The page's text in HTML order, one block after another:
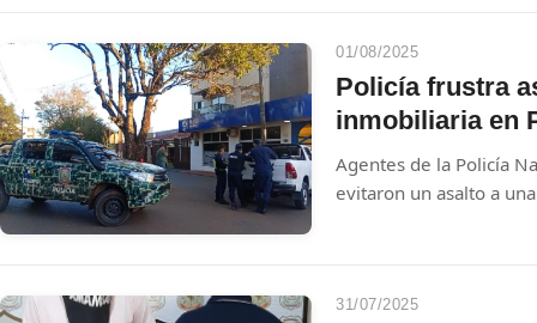
de una distinción y se
memoria de los
01/08/2025
Policía frustra
inmobiliaria en
Agentes de la Policía
evitaron un asalto a
31/07/2025